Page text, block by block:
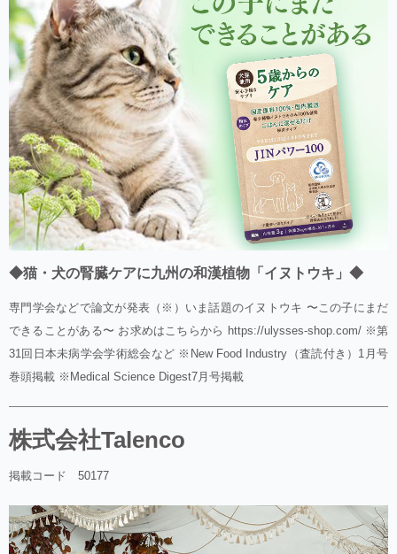
◆猫・犬の腎臓ケアに九州の和漢植物「イヌトウキ」◆
専門学会などで論文が発表（※）いま話題のイヌトウキ 〜この子にまだ
できることがある〜 お求めはこちらから https://ulysses-shop.com/ ※第
31回日本未病学会学術総会など ※New Food Industry（査読付き）1月号
巻頭掲載 ※Medical Science Digest7月号掲載
株式会社Talenco
掲載コード 50177